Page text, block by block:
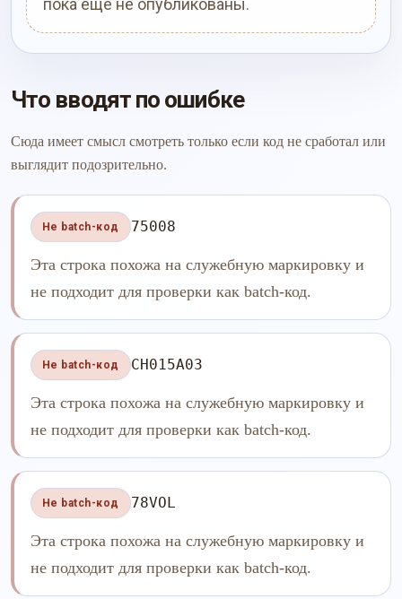
пока ещё не опубликованы.
Что вводят по ошибке
Сюда имеет смысл смотреть только если код не сработал или
выглядит подозрительно.
Не batch-код 75008
Эта строка похожа на служебную маркировку и
не подходит для проверки как batch-код.
Не batch-код CH015A03
Эта строка похожа на служебную маркировку и
не подходит для проверки как batch-код.
Не batch-код 78VOL
Эта строка похожа на служебную маркировку и
не подходит для проверки как batch-код.